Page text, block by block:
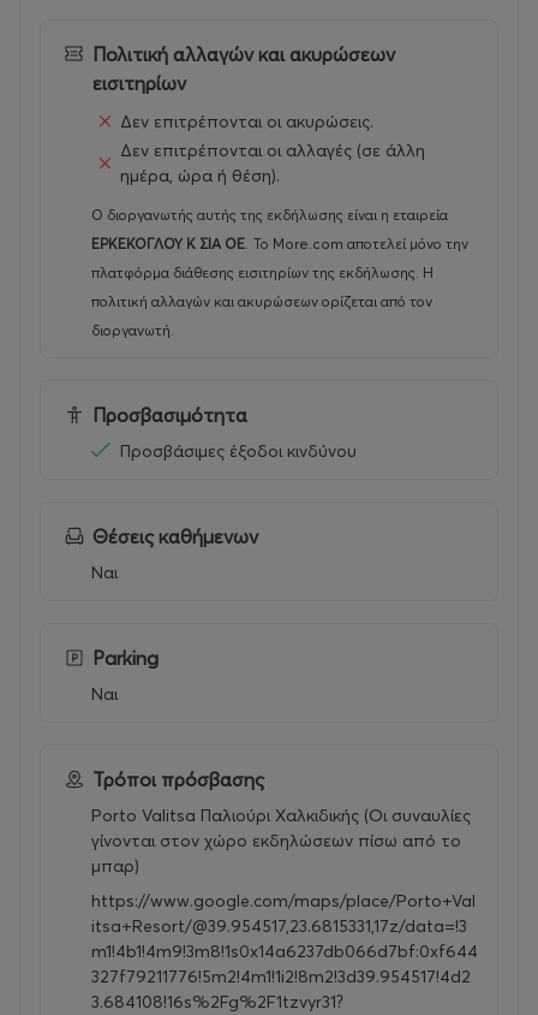
Πολιτική αλλαγών και ακυρώσεων
εισιτηρίων
Δεν επιτρέπονται οι ακυρώσεις.
Δεν επιτρέπονται οι αλλαγές (σε άλλη
ημέρα, ώρα ή θέση).
Ο διοργανωτής αυτής της εκδήλωσης είναι η εταιρεία
ΕΡΚΕΚΟΓΛΟΥ Κ ΣΙΑ ΟΕ. Το More.com αποτελεί μόνο την
πλατφόρμα διάθεσης εισιτηρίων της εκδήλωσης. Η
πολιτική αλλαγών και ακυρώσεων ορίζεται από τον
διοργανωτή.
Προσβασιμότητα
Προσβάσιμες έξοδοι κινδύνου
Θέσεις καθήμενων
Ναι
Parking
Ναι
Τρόποι πρόσβασης
Porto Valitsa Παλιούρι Χαλκιδικής (Οι συναυλίες
γίνονται στον χώρο εκδηλώσεων πίσω από το
μπαρ)
https://www.google.com/maps/place/Porto+Val
itsa+Resort/@39.954517,23.6815331,17z/data=!3
m1!4b1!4m9!3m8!1s0x14a6237db066d7bf:0xf644
327f79211776!5m2!4m1!1i2!8m2!3d39.954517!4d2
3.684108!16s%2Fg%2F1tzvyr31?